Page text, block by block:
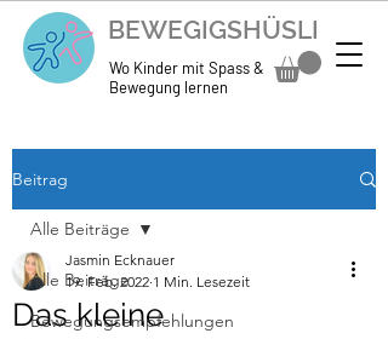
BEWEGIGSHÜSLI
Wo Kinder mit Spass &
Bewegung lernen
Beitrag
Alle Beiträge
Bewegungsempfehlungen
Alle Beiträge
Das kleine
Jasmin Ecknauer
19. Feb. 2022 1 Min. Lesezeit